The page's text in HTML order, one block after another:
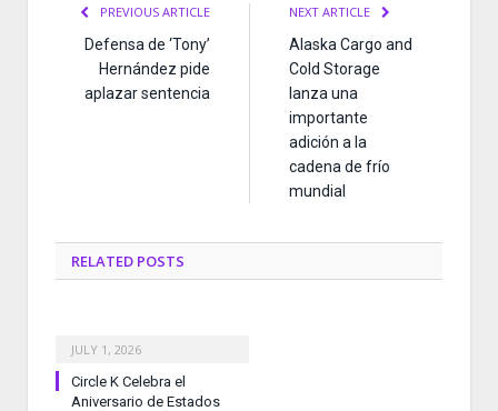
PREVIOUS ARTICLE
Defensa de ‘Tony’
Hernández pide
aplazar sentencia
NEXT ARTICLE
Alaska Cargo and
Cold Storage
lanza una
importante
adición a la
cadena de frío
mundial
RELATED POSTS
JULY 1, 2026
Circle K Celebra el
Aniversario de Estados